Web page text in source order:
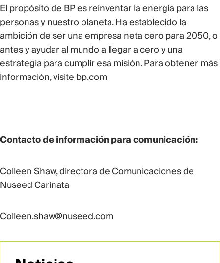
El propósito de BP es reinventar la energía para las
personas y nuestro planeta. Ha establecido la
ambición de ser una empresa neta cero para 2050, o
antes y ayudar al mundo a llegar a cero y una
estrategia para cumplir esa misión. Para obtener más
información, visite bp.com
Contacto de información para comunicación:
Colleen Shaw, directora de Comunicaciones de
Nuseed Carinata
Colleen.shaw@nuseed.com